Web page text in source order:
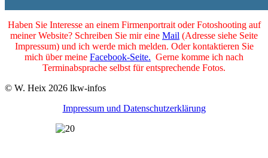
Haben Sie Interesse an einem Firmenportrait oder Fotoshooting auf
meiner Website? Schreiben Sie mir eine Mail (Adresse siehe Seite
Impressum) und ich werde mich melden. Oder kontaktieren Sie
mich über meine Facebook-Seite. Gerne komme ich nach
Terminabsprache selbst für entsprechende Fotos.
© W. Heix 2026 lkw-infos
Impressum und Datenschutzerklärung